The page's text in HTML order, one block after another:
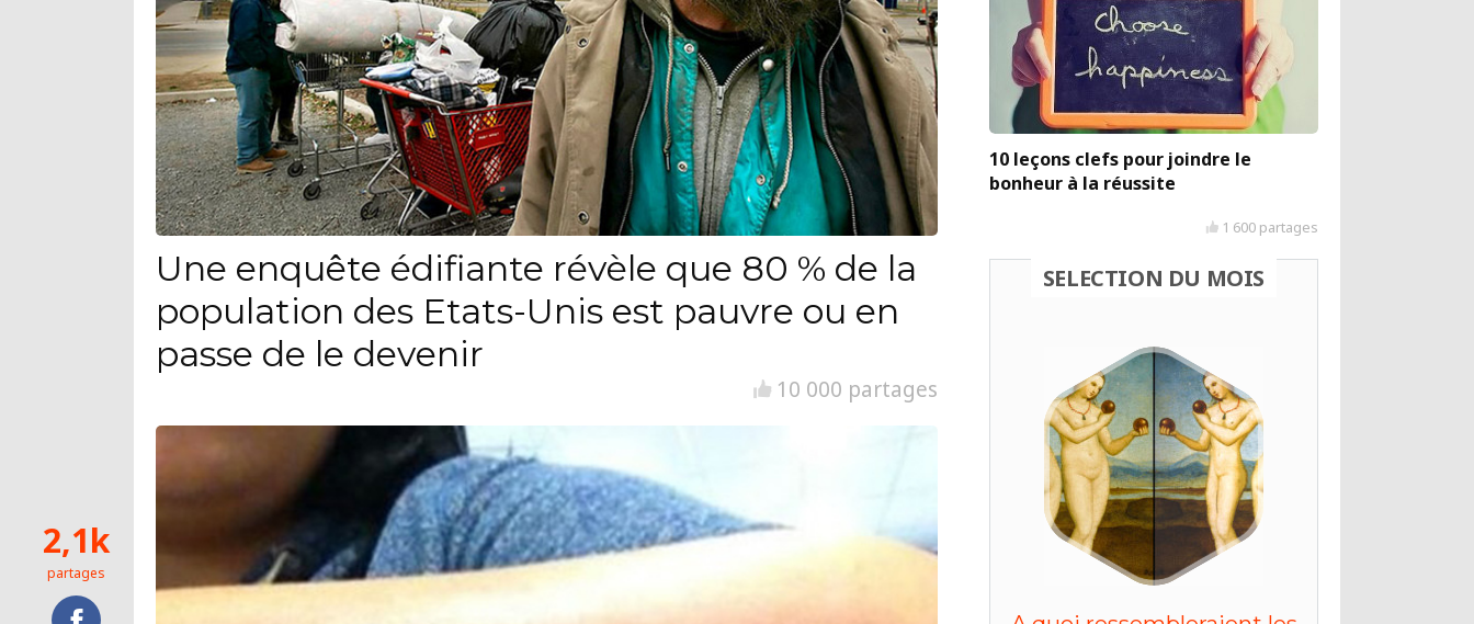
Une enquête édifiante révèle que 80 % de la
population des Etats-Unis est pauvre ou en
passe de le devenir
10 000 partages
10 leçons clefs pour joindre le
bonheur à la réussite
1 600 partages
SELECTION DU MOIS
2,1k
partages